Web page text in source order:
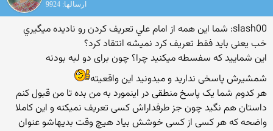
ارسالها: 9924
slash00: شما اين همه از امام علي تعريف كردن رو ناديده ميگيري
خب یعنی باید فقط تعریف کرد نمیشه انتقاد کرد؟
این شمایید که سفسطه میکنید چرا؟ چون برای دو لبه بودنه
شمشیرش پاسخی ندارید و میدونید این واقعیته
هر کدوم شما یک پاسخ منطقی در اینمورد به من بده تا من قبول کنم
داستان هم نگید چون جز طرفداراش کسی تعریف نمیکنه و این کاملا
واضحه که هر کسی از کسی خوشش بیاد هیچ وقت بدیهاشو عنوان